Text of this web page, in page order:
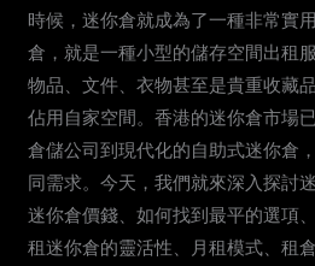
時候，迷你倉就成為了一種非常實
倉，就是一種小型的儲存空間出租
物品、文件、衣物甚至是貴重收藏
佔用自家空間。香港的迷你倉市場
倉儲公司到現代化的自助式迷你倉
同需求。今天，我們就來深入探討
迷你倉價錢、如何找到最平的選項
租迷你倉的靈活性、月租模式、租